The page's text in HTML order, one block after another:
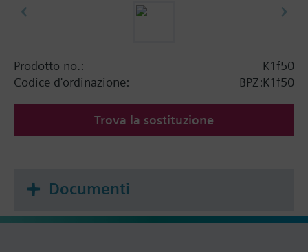
Prodotto no.:
K1f50
Codice d'ordinazione:
BPZ:K1f50
Trova la sostituzione
Documenti